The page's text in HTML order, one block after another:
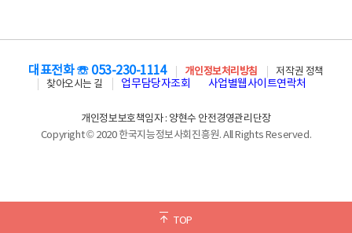
TOP
대표전화 ☏ 053-230-1114 개인정보처리방침
저작권 정책
찾아오시는 길
업무담당자조회 사업별웹사이트연락처
개인정보보호책임자 : 양현수 안전경영관리단장
Copyright © 2020 한국지능정보사회진흥원. All Rights Reserved.